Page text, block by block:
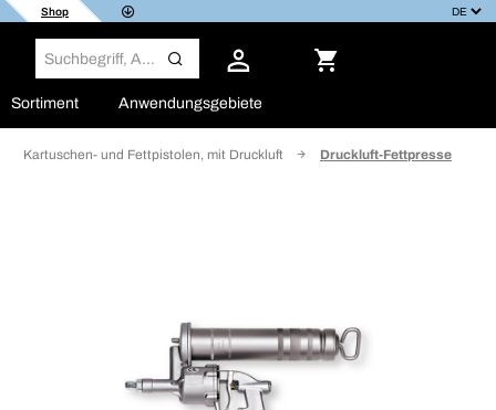
Shop
Sortiment Anwendungsgebiete
Kartuschen- und Fettpistolen, mit Druckluft Druckluft-Fettpresse